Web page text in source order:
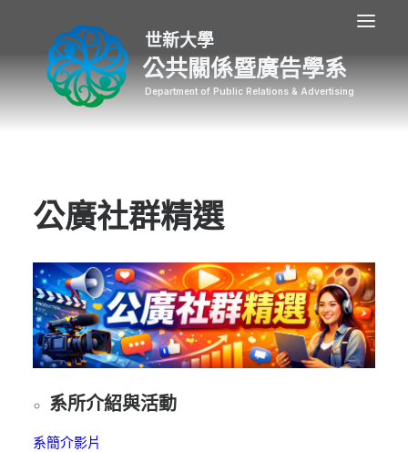
公共關係暨廣告學系
公廣社群精選
系所介紹與活動
系簡介影片